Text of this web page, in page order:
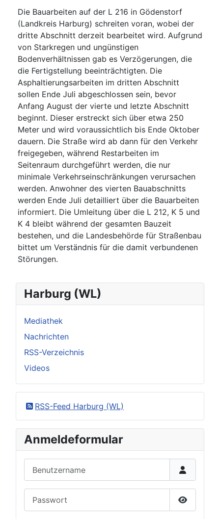
Die Bauarbeiten auf der L 216 in Gödenstorf
(Landkreis Harburg) schreiten voran, wobei der
dritte Abschnitt derzeit bearbeitet wird. Aufgrund
von Starkregen und ungünstigen
Bodenverhältnissen gab es Verzögerungen, die
die Fertigstellung beeinträchtigten. Die
Asphaltierungsarbeiten im dritten Abschnitt
sollen Ende Juli abgeschlossen sein, bevor
Anfang August der vierte und letzte Abschnitt
beginnt. Dieser erstreckt sich über etwa 250
Meter und wird voraussichtlich bis Ende Oktober
dauern. Die Straße wird ab dann für den Verkehr
freigegeben, während Restarbeiten im
Seitenraum durchgeführt werden, die nur
minimale Verkehrseinschränkungen verursachen
werden. Anwohner des vierten Bauabschnitts
werden Ende Juli detailliert über die Bauarbeiten
informiert. Die Umleitung über die L 212, K 5 und
K 4 bleibt während der gesamten Bauzeit
bestehen, und die Landesbehörde für Straßenbau
bittet um Verständnis für die damit verbundenen
Störungen.
Harburg (WL)
Mediathek
Nachrichten
RSS-Verzeichnis
Videos
RSS-Feed Harburg (WL)
Anmeldeformular
Passwort